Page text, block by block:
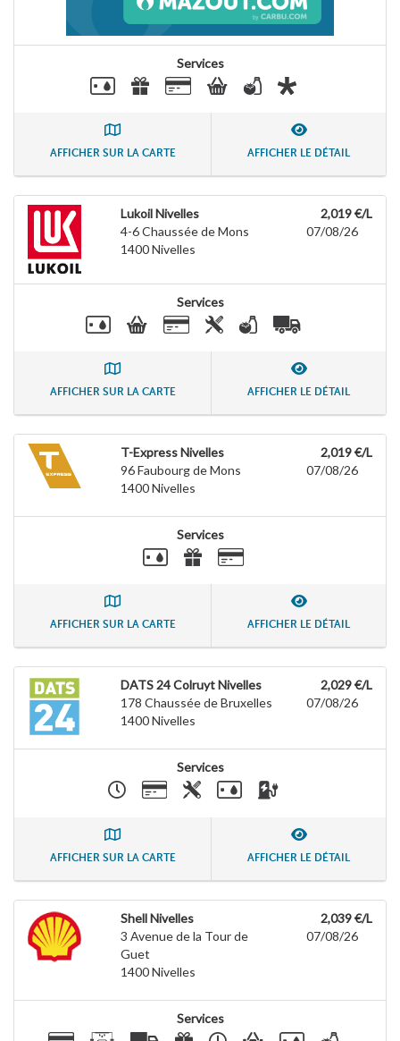
Services
AFFICHER SUR LA CARTE AFFICHER LE DÉTAIL
Lukoil Nivelles
4-6 Chaussée de Mons
1400Nivelles
2,019 €/L
07/08/26
Services
AFFICHER SUR LA CARTE AFFICHER LE DÉTAIL
T-Express Nivelles
96 Faubourg de Mons
1400Nivelles
2,019 €/L
07/08/26
Services
AFFICHER SUR LA CARTE AFFICHER LE DÉTAIL
DATS 24 Colruyt Nivelles
178 Chaussée de Bruxelles
1400Nivelles
2,029 €/L
07/08/26
Services
AFFICHER SUR LA CARTE AFFICHER LE DÉTAIL
Shell Nivelles
3 Avenue de la Tour de
Guet
1400Nivelles
2,039 €/L
07/08/26
Services